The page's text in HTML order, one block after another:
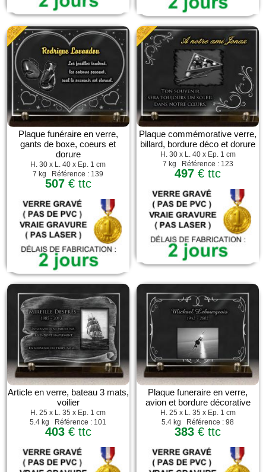
Plaque funéraire en verre,
gants de boxe, coeurs et
dorure
H. 30 x L. 40 x Ep. 1 cm
7 kg Référence : 139
507€ ttc
Plaque commémorative verre,
billard, bordure déco et dorure
H. 30 x L. 40 x Ep. 1 cm
7 kg Référence : 123
497 € ttc
Article en verre, bateau 3 mats,
voilier
H. 25 x L. 35 x Ep. 1 cm
5.4 kg Référence : 101
403€ ttc
Plaque funeraire en verre,
avion et bordure décorative
H. 25 x L. 35 x Ep. 1 cm
5.4 kg Référence : 98
383 € ttc